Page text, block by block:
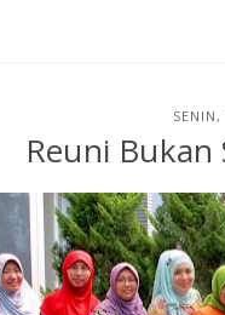
Reuni